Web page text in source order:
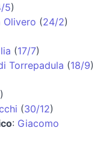
5)
Olivero (24/2)
(17/7)
Torrepadula (18/9)
)
(30/12)
: Giacomo